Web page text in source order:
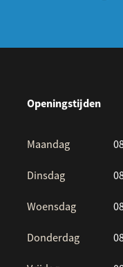
Openingstijden
Maandag
Dinsdag
Woensdag
Donderdag